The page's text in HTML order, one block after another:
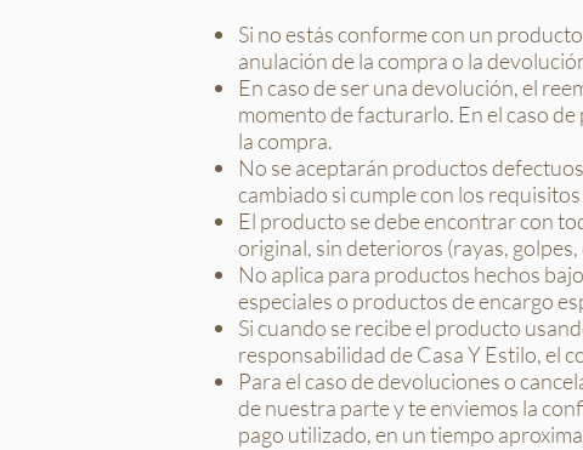
Si no estás conforme con un
anulación de la compra o la
En caso de ser una devolución, el
momento de facturarlo. En el caso
la compra.
No se aceptarán productos
cambiado si cumple con los
El producto se debe encontrar con
original, sin deterioros (rayas, golpes,
No aplica para productos hechos
especiales o productos de encargo
Si cuando se recibe el producto
responsabilidad de Casa Y Estilo, el
Para el caso de devoluciones o
de nuestra parte y te enviemos la
pago utilizado, en un tiempo